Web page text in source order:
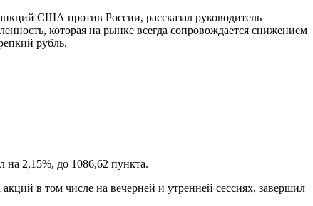
США против России, рассказал руководитель
которая на рынке всегда сопровождается снижением
рубль.
2,15%, до 1086,62 пункта.
в том числе на вечерней и утренней сессиях, завершил